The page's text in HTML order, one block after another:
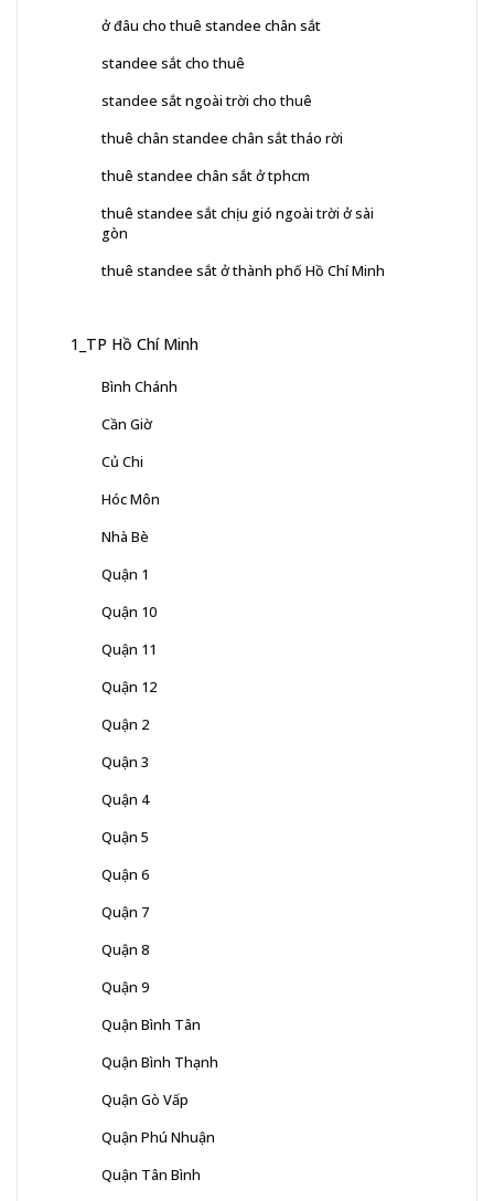
ở đâu cho thuê standee chân sắt
standee sắt cho thuê
standee sắt ngoài trời cho thuê
thuê chân standee chân sắt tháo rời
thuê standee chân sắt ở tphcm
thuê standee sắt chịu gió ngoài trời ở sài
gòn
thuê standee sắt ở thành phố Hồ Chí Minh
1_TP Hồ Chí Minh
Bình Chánh
Cần Giờ
Củ Chi
Hóc Môn
Nhà Bè
Quận 1
Quận 10
Quận 11
Quận 12
Quận 2
Quận 3
Quận 4
Quận 5
Quận 6
Quận 7
Quận 8
Quận 9
Quận Bình Tân
Quận Bình Thạnh
Quận Gò Vấp
Quận Phú Nhuận
Quận Tân Bình